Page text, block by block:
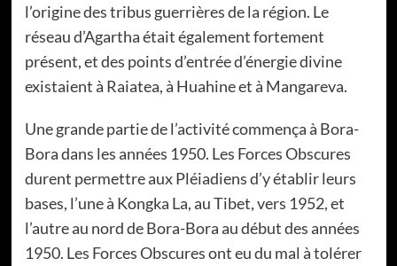
l’origine des tribus guerrières de la région. Le
réseau d’Agartha était également fortement
présent, et des points d’entrée d’énergie divine
existaient à Raiatea, à Huahine et à Mangareva.
Une grande partie de l’activité commença à Bora-
Bora dans les années 1950. Les Forces Obscures
durent permettre aux Pléiadiens d’y établir leurs
bases, l’une à Kongka La, au Tibet, vers 1952, et
l’autre au nord de Bora-Bora au début des années
1950. Les Forces Obscures ont eu du mal à tolérer